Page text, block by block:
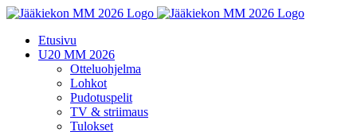
Skip
contentEtusivu
U20 MM 2026
Otteluohjelma
Lohkot
Pudotuspelit
TV & striimaus
Tulokset